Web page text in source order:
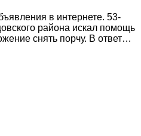
в интернете. 53-
района искал помощь
снять порчу. В ответ…